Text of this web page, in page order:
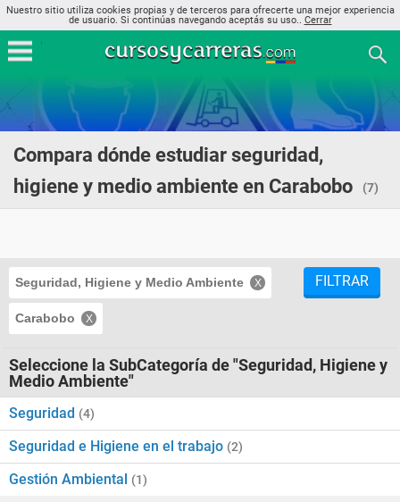
Nuestro sitio utiliza cookies propias y de terceros para ofrecerte una mejor experiencia
de usuario. Si continúas navegando aceptás su uso.. Cerrar
Compara dónde estudiar seguridad,
higiene y medio ambiente en Carabobo
(7)
Seguridad, Higiene y Medio Ambiente
Carabobo
FILTRAR
Seleccione la SubCategoría de "Seguridad, Higiene y
Medio Ambiente"
Seguridad (4)
Seguridad e Higiene en el trabajo (2)
Gestión Ambiental (1)